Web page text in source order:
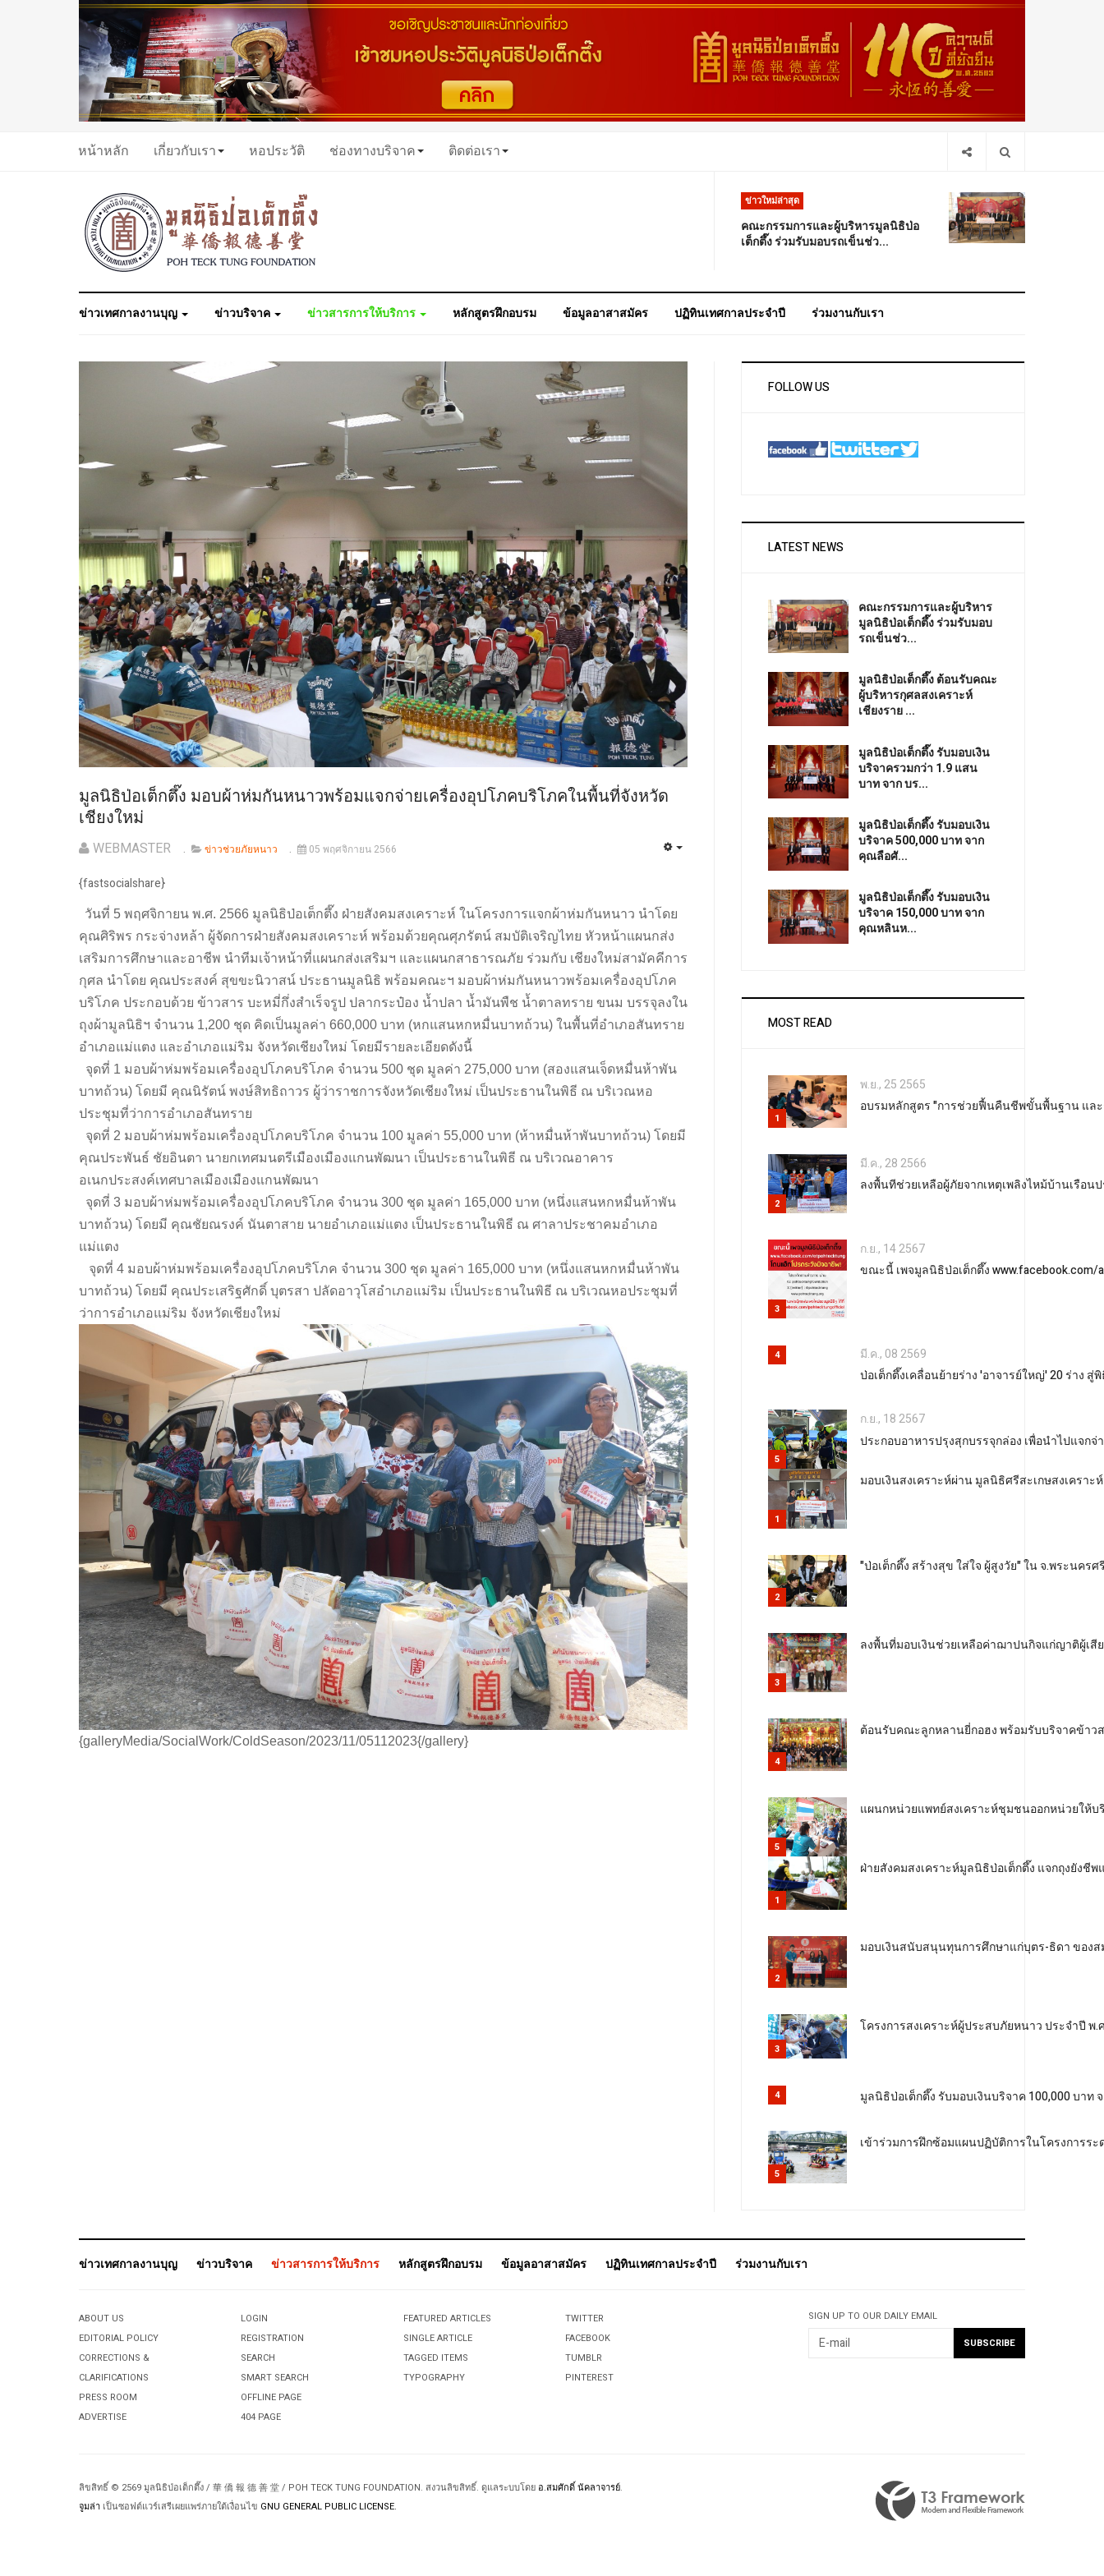
หน้าหลัก เกี่ยวกับเรา หอประวัติ ช่องทางบริจาค ติดต่อเรา
ข่าวใหม่ล่าสุด
คณะกรรมการและผู้บริหารมูลนิธิป่อ
เต็กตึ๊ง ร่วมรับมอบรถเข็นช่ว...
ข่าวเทศกาลงานบุญ ข่าวบริจาค ข่าวสารการให้บริการ หลักสูตรฝึกอบรม ข้อมูลอาสาสมัคร ปฏิทินเทศกาลประจำปี ร่วมงานกับเรา
มูลนิธิป่อเต็กตึ๊ง มอบผ้าห่มกันหนาวพร้อมแจกจ่ายเครื่องอุปโภคบริโภคในพื้นที่จังหวัด
เชียงใหม่
WEBMASTER ข่าวช่วยภัยหนาว 05 พฤศจิกายน 2566
{fastsocialshare}
วันที่ 5 พฤศจิกายน พ.ศ. 2566 มูลนิธิป่อเต็กตึ๊ง ฝ่ายสังคมสงเคราะห์ ในโครงการแจกผ้าห่มกันหนาว นำโดย
คุณศิริพร กระจ่างหล้า ผู้จัดการฝ่ายสังคมสงเคราะห์ พร้อมด้วยคุณศุภรัตน์ สมบัติเจริญไทย หัวหน้าแผนกส่ง
เสริมการศึกษาและอาชีพ นำทีมเจ้าหน้าที่แผนกส่งเสริมฯ และแผนกสาธารณภัย ร่วมกับ เชียงใหม่สามัคคีการ
กุศล นำโดย คุณประสงค์ สุขขะนิวาสน์ ประธานมูลนิธิ พร้อมคณะฯ มอบผ้าห่มกันหนาวพร้อมเครื่องอุปโภค
บริโภค ประกอบด้วย ข้าวสาร บะหมี่กึ่งสำเร็จรูป ปลากระป๋อง น้ำปลา น้ำมันพืช น้ำตาลทราย ขนม บรรจุลงใน
ถุงผ้ามูลนิธิฯ จำนวน 1,200 ชุด คิดเป็นมูลค่า 660,000 บาท (หกแสนหกหมื่นบาทถ้วน) ในพื้นที่อำเภอสันทราย
อำเภอแม่แตง และอำเภอแม่ริม จังหวัดเชียงใหม่ โดยมีรายละเอียดดังนี้
จุดที่ 1 มอบผ้าห่มพร้อมเครื่องอุปโภคบริโภค จำนวน 500 ชุด มูลค่า 275,000 บาท (สองแสนเจ็ดหมื่นห้าพัน
บาทถ้วน) โดยมี คุณนิรัตน์ พงษ์สิทธิถาวร ผู้ว่าราชการจังหวัดเชียงใหม่ เป็นประธานในพิธี ณ บริเวณหอ
ประชุมที่ว่าการอำเภอสันทราย
จุดที่ 2 มอบผ้าห่มพร้อมเครื่องอุปโภคบริโภค จำนวน 100 มูลค่า 55,000 บาท (ห้าหมื่นห้าพันบาทถ้วน) โดยมี
คุณประพันธ์ ชัยอินตา นายกเทศมนตรีเมืองเมืองแกนพัฒนา เป็นประธานในพิธี ณ บริเวณอาคาร
อเนกประสงค์เทศบาลเมืองเมืองแกนพัฒนา
จุดที่ 3 มอบผ้าห่มพร้อมเครื่องอุปโภคบริโภค จำนวน 300 ชุด มูลค่า 165,000 บาท (หนึ่งแสนหกหมื่นห้าพัน
บาทถ้วน) โดยมี คุณชัยณรงค์ นันตาสาย นายอำเภอแม่แตง เป็นประธานในพิธี ณ ศาลาประชาคมอำเภอ
แม่แตง
จุดที่ 4 มอบผ้าห่มพร้อมเครื่องอุปโภคบริโภค จำนวน 300 ชุด มูลค่า 165,000 บาท (หนึ่งแสนหกหมื่นห้าพัน
บาทถ้วน) โดยมี คุณประเสริฐศักดิ์ บุตรสา ปลัดอาวุโสอำเภอแม่ริม เป็นประธานในพิธี ณ บริเวณหอประชุมที่
ว่าการอำเภอแม่ริม จังหวัดเชียงใหม่
{galleryMedia/SocialWork/ColdSeason/2023/11/05112023{/gallery}
FOLLOW US
LATEST NEWS
คณะกรรมการและผู้บริหาร
มูลนิธิป่อเต็กตึ๊ง ร่วมรับมอบ
รถเข็นช่ว...
มูลนิธิป่อเต็กตึ๊ง ต้อนรับคณะ
ผู้บริหารกุศลสงเคราะห์
เชียงราย ...
มูลนิธิป่อเต็กตึ๊ง รับมอบเงิน
บริจาครวมกว่า 1.9 แสน
บาท จาก บร...
มูลนิธิป่อเต็กตึ๊ง รับมอบเงิน
บริจาค 500,000 บาท จาก
คุณลือศั...
มูลนิธิป่อเต็กตึ๊ง รับมอบเงิน
บริจาค 150,000 บาท จาก
คุณหลินห...
MOST READ
1
พ.ย., 25 2565
อบรมหลักสูตร "การช่วยฟื้นคืนชีพขั้นพื้นฐาน และ
2
มี.ค., 28 2566
ลงพื้นทีช่วยเหลือผู้ภัยจากเหตุเพลิงไหม้บ้านเรือ
3
ก.ย., 14 2567
ขณะนี้ เพจมูลนิธิป่อเต็กตึ๊ง
4
มี.ค., 08 2569
ป่อเต็กตึ๊งเคลื่อนย้ายร่าง 'อาจารย์ใหญ่' 20 ร่าง
5
ก.ย., 18 2567
ประกอบอาหารปรุงสุกบรรจุกล่อง เพื่อนำไปแจก
1
มอบเงินสงเคราะห์ผ่าน มูลนิธิศรีสะเกษสงเครา
2
"ป่อเต็กตึ๊ง สร้างสุข ใส่ใจ ผู้สูงวัย" ใน จ.พระนครศ
3
ลงพื้นที่มอบเงินช่วยเหลือค่าฌาปนกิจแก่ญาติผู้เสี
4
ต้อนรับคณะลูกหลานยี่กอฮง พร้อมรับบริจาคข้า
5
แผนกหน่วยแพทย์สงเคราะห์ชุมชนออกหน่วยให้
1
ฝ่ายสังคมสงเคราะห์มูลนิธิป่อเต็กตึ๊ง แจกถุงยัง
2
มอบเงินสนับสนุนทุนการศึกษาแก่บุตร-ธิดา ของ
3
โครงการสงเคราะห์ผู้ประสบภัยหนาว ประจำปี พ
4 มูลนิธิป่อเต็กตึ๊ง รับมอบเงินบริจาค 100,000 บ
5
เข้าร่วมการฝึกซ้อมแผนปฏิบัติการในโครงการ
ข่าวเทศกาลงานบุญ ข่าวบริจาค ข่าวสารการให้บริการ หลักสูตรฝึกอบรม ข้อมูลอาสาสมัคร ปฏิทินเทศกาลประจำปี ร่วมงานกับเรา
ABOUT US
EDITORIAL POLICY
CORRECTIONS &
CLARIFICATIONS
PRESS ROOM
ADVERTISE
LOGIN
REGISTRATION
SEARCH
SMART SEARCH
OFFLINE PAGE
404 PAGE
FEATURED ARTICLES
SINGLE ARTICLE
TAGGED ITEMS
TYPOGRAPHY
TWITTER
FACEBOOK
TUMBLR
PINTEREST
SIGN UP TO OUR DAILY EMAIL
ลิขสิทธิ์ © 2569 มูลนิธิป่อเต็กตึ๊ง / 華 僑 報 德 善 堂 / POH TECK TUNG FOUNDATION. สงวนลิขสิทธิ์. ดูแลระบบโดย อ.สมศักดิ์ นัคลาจารย์.
จูมล่า เป็นซอฟต์แวร์เสรีเผยแพร่ภายใต้เงื่อนไข GNU GENERAL PUBLIC LICENSE.